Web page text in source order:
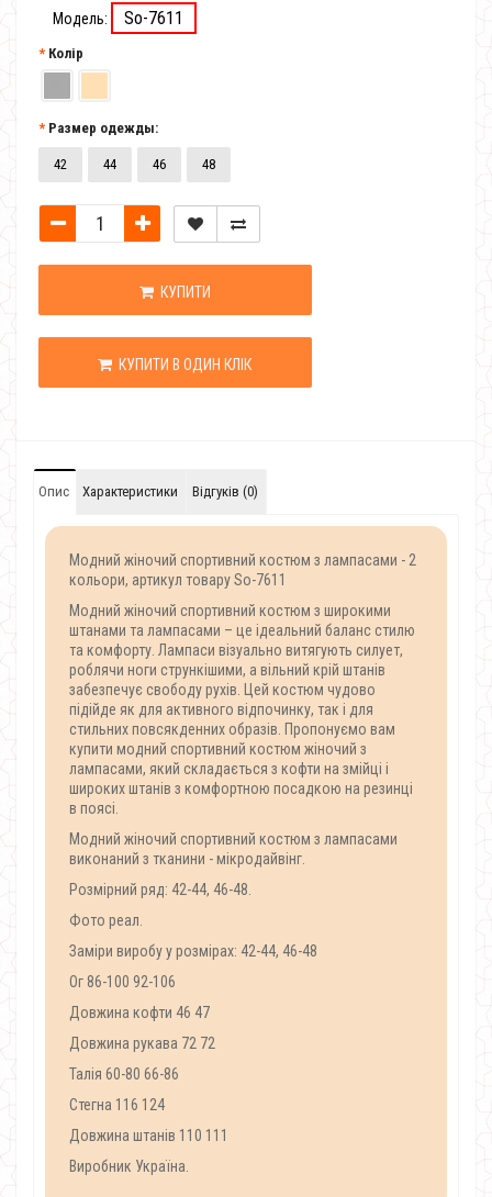
Модель: So-7611
Колір
Размер одежды:
42 44 46 48
КУПИТИ
КУПИТИ В ОДИН КЛІК
Опис Характеристики Відгуків (0)
Модний жіночий спортивний костюм з лампасами - 2
кольори, артикул товару So-7611
Модний жіночий спортивний костюм з широкими
штанами та лампасами – це ідеальний баланс стилю
та комфорту. Лампаси візуально витягують силует,
роблячи ноги стрункішими, а вільний крій штанів
забезпечує свободу рухів. Цей костюм чудово
підійде як для активного відпочинку, так і для
стильних повсякденних образів. Пропонуємо вам
купити модний спортивний костюм жіночий з
лампасами, який складається з кофти на змійці і
широких штанів з комфортною посадкою на резинці
в поясі.
Модний жіночий спортивний костюм з лампасами
виконаний з тканини - мікродайвінг.
Розмірний ряд: 42-44, 46-48.
Фото реал.
Заміри виробу у розмірах: 42-44, 46-48
Ог 86-100 92-106
Довжина кофти 46 47
Довжина рукава 72 72
Талія 60-80 66-86
Стегна 116 124
Довжина штанів 110 111
Виробник Україна.